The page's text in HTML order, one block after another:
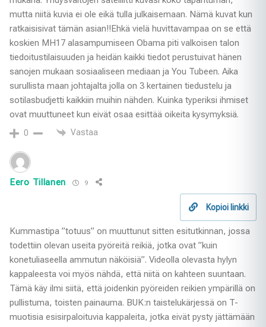
mutta niitä kuvia ei ole eikä tulla julkaisemaan. Nämä kuvat kun
ratkaisisivat tämän asian!!Ehkä vielä huvittavampaa on se että
koskien MH17 alasampumiseen Obama piti valkoisen talon
tiedoitustilaisuuden ja heidän kaikki tiedot perustuivat hänen
sanojen mukaan sosiaaliseen mediaan ja You Tubeen. Aika
surullista maan johtajalta jolla on 3 kertainen tiedustelu ja
sotilasbudjetti kaikkiin muihin nähden. Kuinka typeriksi ihmiset
ovat muuttuneet kun eivät osaa esittää oikeita kysymyksiä.
0 Vastaa
Eero Tillanen 9
Kopioi linkki
Kummastipa ”totuus” on muuttunut sitten esitutkinnan, jossa
todettiin olevan useita pyöreitä reikiä, jotka ovat ”kuin
konetuliaseella ammutun näköisiä”. Videolla olevasta hylyn
kappaleesta voi myös nähdä, että niitä on kahteen suuntaan.
Tämä käy ilmi siitä, että joidenkin pyöreiden reikien ympärillä on
pullistuma, toisten painauma. BUK:n taistelukärjessä on T-
muotisia esisirpaloituvia kappaleita, jotka eivät pysty jättämään